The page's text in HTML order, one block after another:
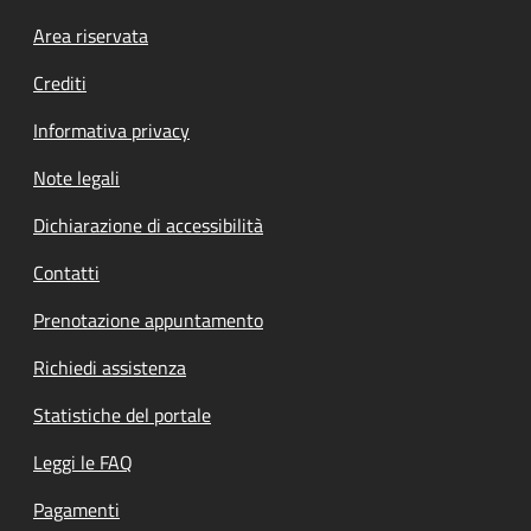
Footer menu
Area riservata
Crediti
Informativa privacy
Note legali
Dichiarazione di accessibilità
Contatti
Prenotazione appuntamento
Richiedi assistenza
Statistiche del portale
Leggi le FAQ
Pagamenti